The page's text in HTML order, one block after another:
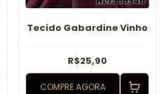
Tecido Gabardine Vinho
R$25,90
COMPRE AGORA